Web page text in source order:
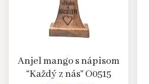
Anjel mango s nápisom
“Každý z nás” O0515